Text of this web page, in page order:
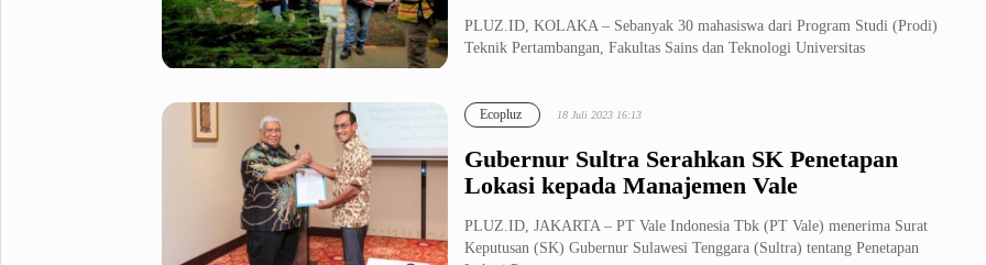
PLUZ.ID, KOLAKA – Sebanyak 30 mahasiswa dari Program Studi (Prodi)
Teknik Pertambangan, Fakultas Sains dan Teknologi Universitas
Gubernur Sultra Serahkan SK Penetapan
Lokasi kepada Manajemen Vale
Ecopluz 18 Juli 2023 16:13
PLUZ.ID, JAKARTA – PT Vale Indonesia Tbk (PT Vale) menerima Surat
Keputusan (SK) Gubernur Sulawesi Tenggara (Sultra) tentang Penetapan